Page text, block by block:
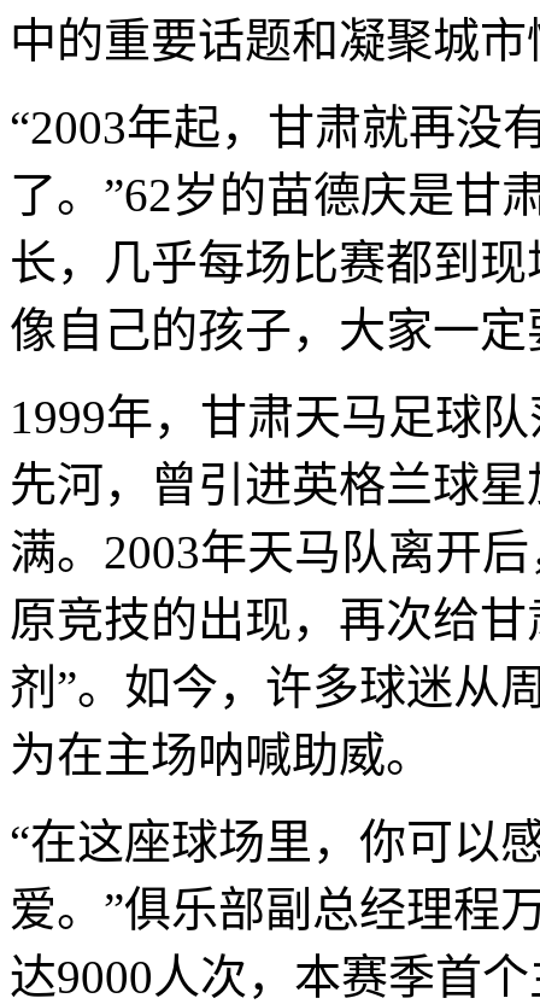
中的重要话题和凝聚城
“2003年起，甘肃就再没
了。”62岁的苗德庆是甘
长，几乎每场比赛都到
像自己的孩子，大家一定
1999年，甘肃天马足球
先河，曾引进英格兰球
满。2003年天马队离开
原竞技的出现，再次给
剂”。如今，许多球迷从
为在主场呐喊助威。
“在这座球场里，你可以
爱。”俱乐部副总经理程
达9000人次，本赛季首